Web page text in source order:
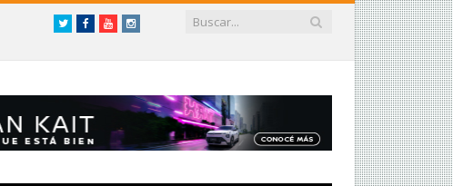
TwitterFacebookYouTubeInstagram